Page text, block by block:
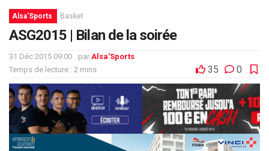
Alsa'Sports Basket
ASG2015 | Bilan de la soirée
31 Déc 2015 09:00 par Alsa'Sports
Temps de lecture : 2 mins
35 0